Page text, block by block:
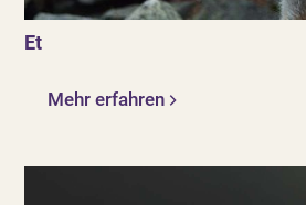
Et
Mehr erfahren